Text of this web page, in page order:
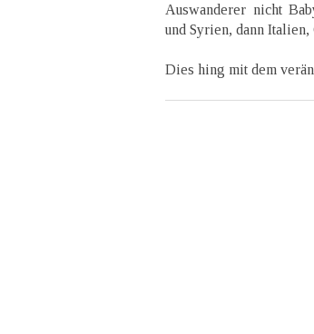
Auswanderer nicht
und Syrien, dann
Dies hing mit dem